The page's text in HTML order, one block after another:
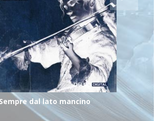
Sempre dal lato mancino